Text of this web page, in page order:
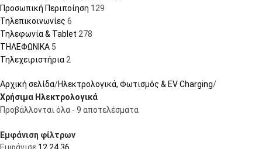
Προσωπική Περιποίηση 129
Τηλεπικοινωνίες 6
Τηλεφωνία & Tablet 278
ΤΗΛΕΦΩΝΙΚΑ 5
Τηλεχειριστήρια 2
Αρχική σελίδα Ηλεκτρολογικά, Φωτισμός & EV Charging
Χρήσιμα Ηλεκτρολογικά
Προβάλλονται όλα - 9 αποτελέσματα
Εμφάνιση φίλτρων
Εμφάνισε 12 2436